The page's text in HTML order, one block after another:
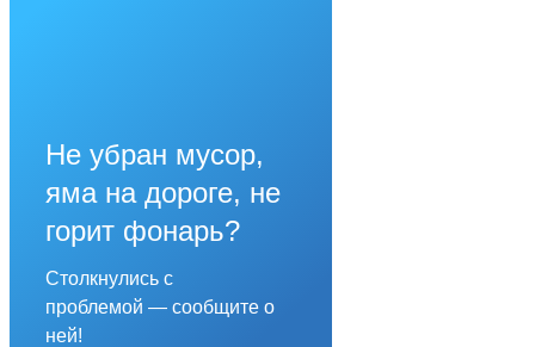
Не убран мусор,
яма на дороге, не
горит фонарь?
Столкнулись с
проблемой — сообщите о
ней!